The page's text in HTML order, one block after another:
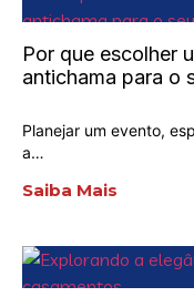
Por que escolher
antichama para o
Planejar um evento,
a…
Saiba Mais